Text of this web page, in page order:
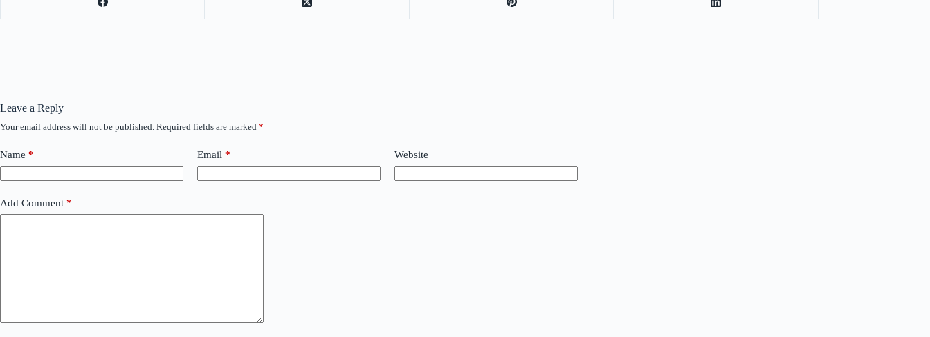
Leave a Reply
Your email address will not be published. Required fields are marked *
Name * Email * Website
Add Comment *